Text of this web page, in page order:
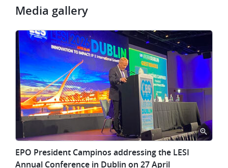
Media gallery
EPO
President
EPO President Campinos addressing the LESI
Annual Conference in Dublin on 27 April